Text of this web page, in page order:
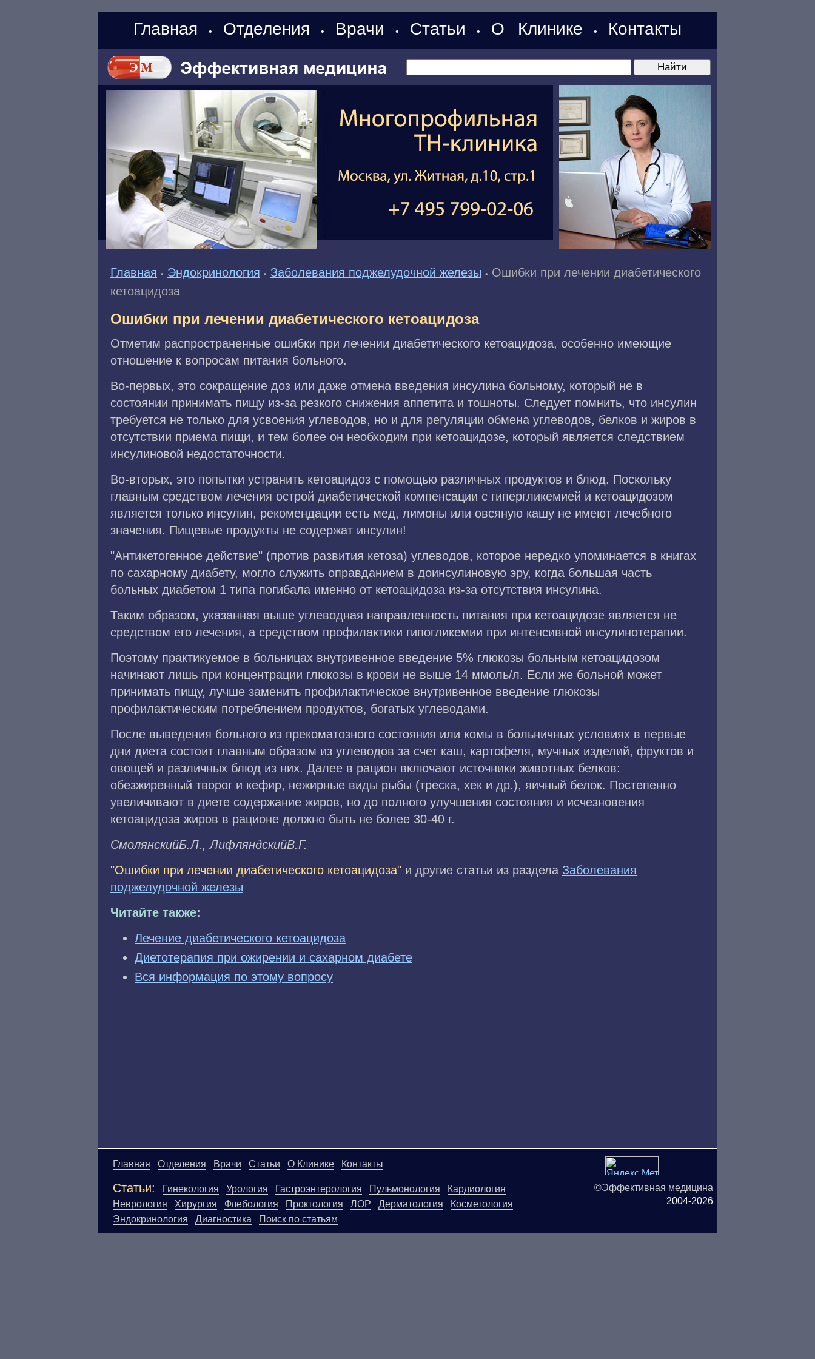
Главная • Отделения • Врачи • Статьи • О Клинике • Контакты
Главная • Эндокринология • Заболевания поджелудочной железы • Ошибки при лечении диабетического
кетоацидоза
Ошибки при лечении диабетического кетоацидоза
Отметим распространенные ошибки при лечении диабетического кетоацидоза, особенно имеющие
отношение к вопросам питания больного.
Во-первых, это сокращение доз или даже отмена введения инсулина больному, который не в
состоянии принимать пищу из-за резкого снижения аппетита и тошноты. Следует помнить, что инсулин
требуется не только для усвоения углеводов, но и для регуляции обмена углеводов, белков и жиров в
отсутствии приема пищи, и тем более он необходим при кетоацидозе, который является следствием
инсулиновой недостаточности.
Во-вторых, это попытки устранить кетоацидоз с помощью различных продуктов и блюд. Поскольку
главным средством лечения острой диабетической компенсации с гипергликемией и кетоацидозом
является только инсулин, рекомендации есть мед, лимоны или овсяную кашу не имеют лечебного
значения. Пищевые продукты не содержат инсулин!
"Антикетогенное действие" (против развития кетоза) углеводов, которое нередко упоминается в книгах
по сахарному диабету, могло служить оправданием в доинсулиновую эру, когда большая часть
больных диабетом 1 типа погибала именно от кетоацидоза из-за отсутствия инсулина.
Таким образом, указанная выше углеводная направленность питания при кетоацидозе является не
средством его лечения, а средством профилактики гипогликемии при интенсивной инсулинотерапии.
Поэтому практикуемое в больницах внутривенное введение 5% глюкозы больным кетоацидозом
начинают лишь при концентрации глюкозы в крови не выше 14 ммоль/л. Если же больной может
принимать пищу, лучше заменить профилактическое внутривенное введение глюкозы
профилактическим потреблением продуктов, богатых углеводами.
После выведения больного из прекоматозного состояния или комы в больничных условиях в первые
дни диета состоит главным образом из углеводов за счет каш, картофеля, мучных изделий, фруктов и
овощей и различных блюд из них. Далее в рацион включают источники животных белков:
обезжиренный творог и кефир, нежирные виды рыбы (треска, хек и др.), яичный белок. Постепенно
увеличивают в диете содержание жиров, но до полного улучшения состояния и исчезновения
кетоацидоза жиров в рационе должно быть не более 30-40 г.
CмoлянcкийБ.Л., ЛифляндcкийВ.Г.
"Ошибки при лечении диабетического кетоацидоза" и другие статьи из раздела Заболевания
поджелудочной железы
Читайте также:
Лечение диабетического кетоацидоза
Диетотерапия при ожирении и сахарном диабете
Вся информация по этому вопросу
Главная Отделения Врачи Статьи О Клинике Контакты
Статьи: Гинекология Урология Гастроэнтерология Пульмонология
Кардиология
Неврология
Хирургия Флебология Проктология ЛОР Дерматология
Косметология
Эндокринология
Диагностика Поиск по статьям
©Эффективная медицина
2004-2026